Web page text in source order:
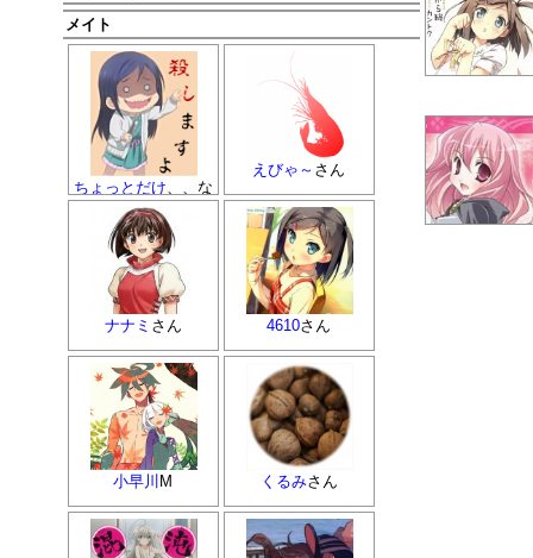
メイト
ちょっとだけ、、な
のダッ！
えびゃ～ さん
ナナミ さん 4610さん
小早川 M くるみさん